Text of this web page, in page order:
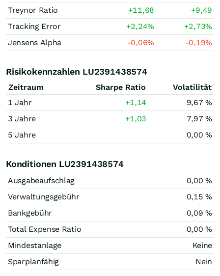
Treynor Ratio
+11,68
+9,49
Tracking Error
+2,24% +2,73%
Jensens Alpha
-0,06% -0,19%
Risikokennzahlen LU2391438574
Zeitraum Sharpe Ratio
Volatilität
1 Jahr
+1,14
9,67 %
3 Jahre
+1,03
7,97 %
5 Jahre
0,00 %
Konditionen LU2391438574
Ausgabeaufschlag
0,00 %
Verwaltungsgebühr
0,15 %
Bankgebühr
0,09 %
Total Expense Ratio
0,00 %
Mindestanlage
Keine
Sparplanfähig
Nein